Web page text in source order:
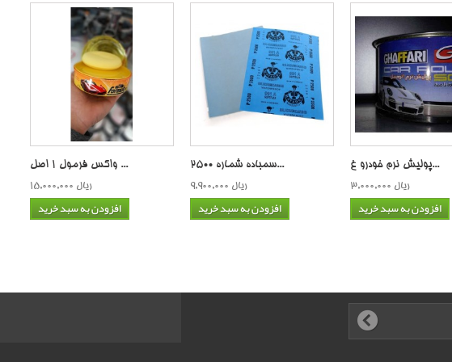
واکس فرمول 1 اصل ...
15,000,000 ریال
افزودن به سبد خرید
سمباده شماره 2500...
9,900,000 ریال
افزودن به سبد خرید
پولیش نرم خودرو غ...
3,000,000 ریال
افزودن به سبد خرید